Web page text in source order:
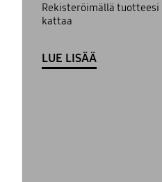
Rekisteröimällä tuotteesi
kattaa
LUE LISÄÄ